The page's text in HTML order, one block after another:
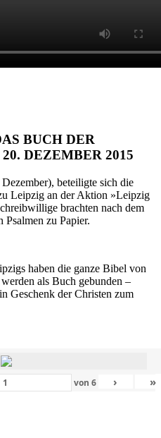
BUCH DER
DEZEMBER 2015
beteiligte sich die
Leipzig an der Aktion »Leipzig
brachten nach dem
Psalmen zu Papier.
haben die ganze Bibel von
als Buch gebunden –
Geschenk der Christen zum
von 6 › »